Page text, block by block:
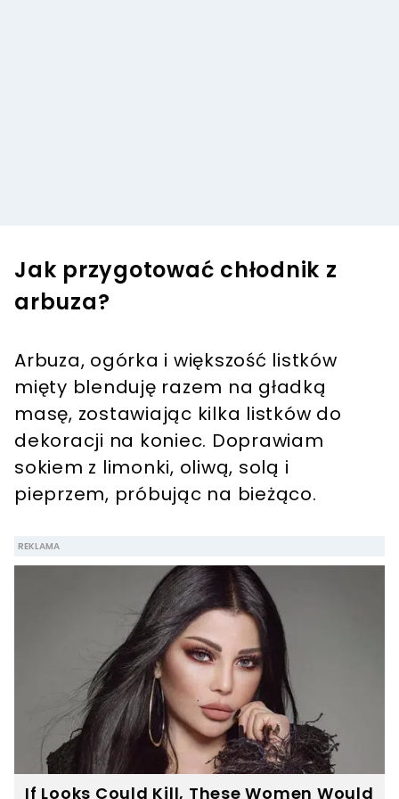
Jak przygotować chłodnik z
arbuza?
Arbuza, ogórka i większość listków
mięty blenduję razem na gładką
masę, zostawiając kilka listków do
dekoracji na koniec. Doprawiam
sokiem z limonki, oliwą, solą i
pieprzem, próbując na bieżąco.